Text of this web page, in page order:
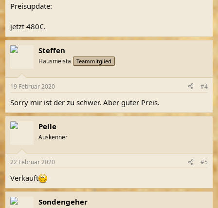
Preisupdate:
jetzt 480€.
Steffen
Hausmeista Teammitglied
19 Februar 2020 #4
Sorry mir ist der zu schwer. Aber guter Preis.
Pelle
Auskenner
22 Februar 2020 #5
Verkauft
Sondengeher